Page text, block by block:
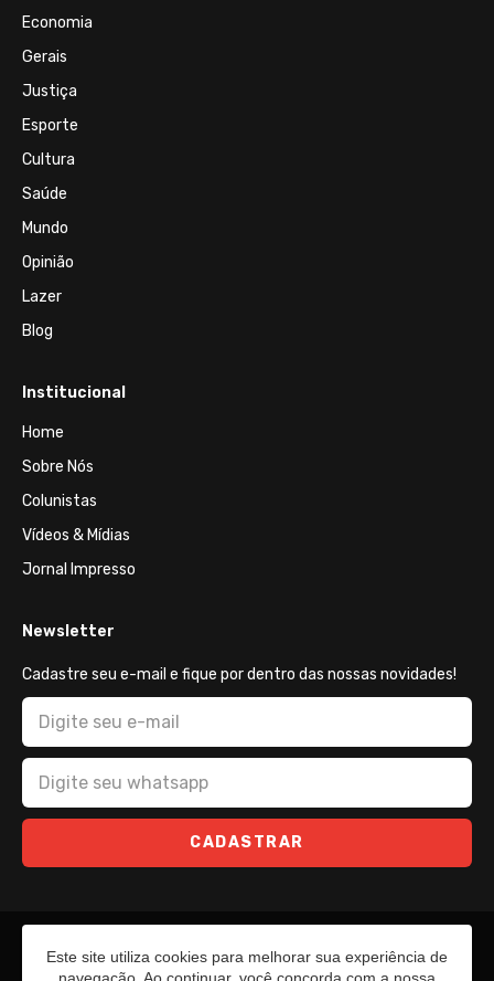
Economia
Gerais
Justiça
Esporte
Cultura
Saúde
Mundo
Opinião
Lazer
Blog
Institucional
Home
Sobre Nós
Colunistas
Vídeos & Mídias
Jornal Impresso
Newsletter
Cadastre seu e-mail e fique por dentro das nossas novidades!
CADASTRAR
Este site utiliza cookies para melhorar sua experiência de